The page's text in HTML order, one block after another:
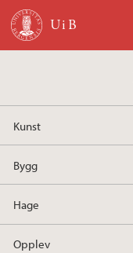
Hopp til hovedinnhold
Kunst
Bygg
Hage
Opplev